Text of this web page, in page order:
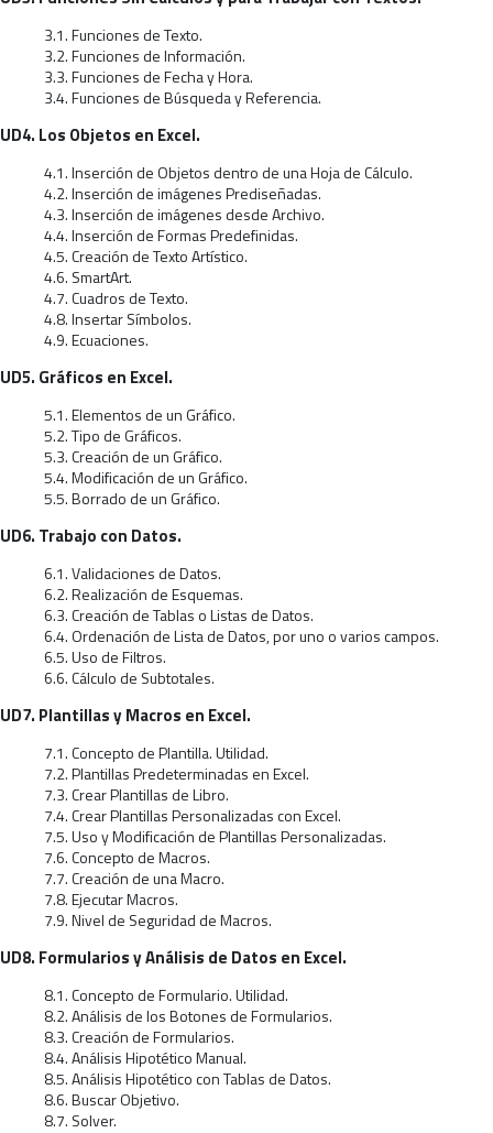
3.1. Funciones de Texto.
3.2. Funciones de Información.
3.3. Funciones de Fecha y Hora.
3.4. Funciones de Búsqueda y Referencia.
UD4. Los Objetos en Excel.
4.1. Inserción de Objetos dentro de una Hoja de Cálculo.
4.2. Inserción de imágenes Prediseñadas.
4.3. Inserción de imágenes desde Archivo.
4.4. Inserción de Formas Predefinidas.
4.5. Creación de Texto Artístico.
4.6. SmartArt.
4.7. Cuadros de Texto.
4.8. Insertar Símbolos.
4.9. Ecuaciones.
UD5. Gráficos en Excel.
5.1. Elementos de un Gráfico.
5.2. Tipo de Gráficos.
5.3. Creación de un Gráfico.
5.4. Modificación de un Gráfico.
5.5. Borrado de un Gráfico.
UD6. Trabajo con Datos.
6.1. Validaciones de Datos.
6.2. Realización de Esquemas.
6.3. Creación de Tablas o Listas de Datos.
6.4. Ordenación de Lista de Datos, por uno o varios campos.
6.5. Uso de Filtros.
6.6. Cálculo de Subtotales.
UD7. Plantillas y Macros en Excel.
7.1. Concepto de Plantilla. Utilidad.
7.2. Plantillas Predeterminadas en Excel.
7.3. Crear Plantillas de Libro.
7.4. Crear Plantillas Personalizadas con Excel.
7.5. Uso y Modificación de Plantillas Personalizadas.
7.6. Concepto de Macros.
7.7. Creación de una Macro.
7.8. Ejecutar Macros.
7.9. Nivel de Seguridad de Macros.
UD8. Formularios y Análisis de Datos en Excel.
8.1. Concepto de Formulario. Utilidad.
8.2. Análisis de los Botones de Formularios.
8.3. Creación de Formularios.
8.4. Análisis Hipotético Manual.
8.5. Análisis Hipotético con Tablas de Datos.
8.6. Buscar Objetivo.
8.7. Solver.